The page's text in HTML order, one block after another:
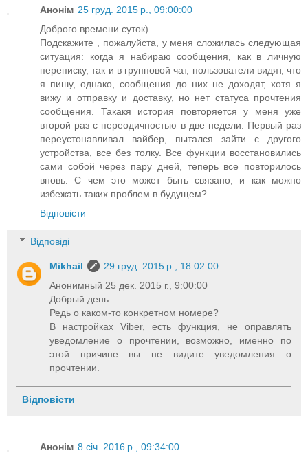
Анонім 25 груд. 2015 р., 09:00:00
Доброго времени суток)
Подскажите , пожалуйста, у меня сложилась следующая
ситуация: когда я набираю сообщения, как в личную
переписку, так и в групповой чат, пользователи видят, что
я пишу, однако, сообщения до них не доходят, хотя я
вижу и отправку и доставку, но нет статуса прочтения
сообщения. Такакя история повторяется у меня уже
второй раз с переодичностью в две недели. Первый раз
переустонавливал вайбер, пытался зайти с другого
устройства, все без толку. Все функции восстановились
сами собой через пару дней, теперь все повторилось
вновь. С чем это может быть связано, и как можно
избежать таких проблем в будущем?
Відповісти
Відповіді
Mikhail
29 груд. 2015 р., 18:02:00
Анонимный 25 дек. 2015 г., 9:00:00
Добрый день.
Редь о каком-то конкретном номере?
В настройках Viber, есть функция, не оправлять
уведомление о прочтении, возможно, именно по
этой причине вы не видите уведомления о
прочтении.
Відповісти
Анонім 8 січ. 2016 р., 09:34:00